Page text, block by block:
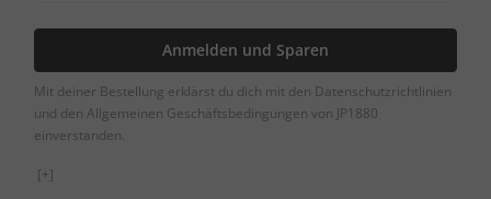
Anmelden und Sparen
Mit deiner Bestellung erklärst du dich mit den Datenschutzrichtlinien
und den Allgemeinen Geschäftsbedingungen von JP1880
einverstanden.
[+]